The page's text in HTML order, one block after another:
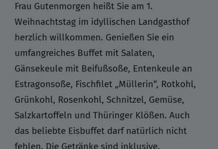
Frau Gutenmorgen heißt Sie am 1.
Weihnachtstag im idyllischen Landgasthof
herzlich willkommen. Genießen Sie ein
umfangreiches Buffet mit Salaten,
Gänsekeule mit Beifußsoße, Entenkeule an
Estragonsoße, Fischfilet „Müllerin“, Rotkohl,
Grünkohl, Rosenkohl, Schnitzel, Gemüse,
Salzkartoffeln und Thüringer Klößen. Auch
das beliebte Eisbuffet darf natürlich nicht
fehlen. Die Getränke sind inklusive.